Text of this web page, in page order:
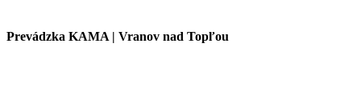
Prevádzka KAMA | Vranov nad Topľou